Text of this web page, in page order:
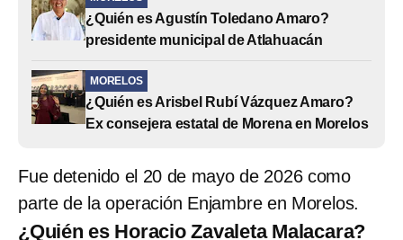
¿Quién es Agustín Toledano Amaro?
presidente municipal de Atlahuacán
MORELOS
¿Quién es Arisbel Rubí Vázquez Amaro?
Ex consejera estatal de Morena en Morelos
Fue detenido el 20 de mayo de 2026 como
parte de la operación Enjambre en Morelos.
¿Quién es Horacio Zavaleta Malacara?